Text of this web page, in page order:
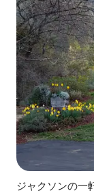
ジャクソンの一